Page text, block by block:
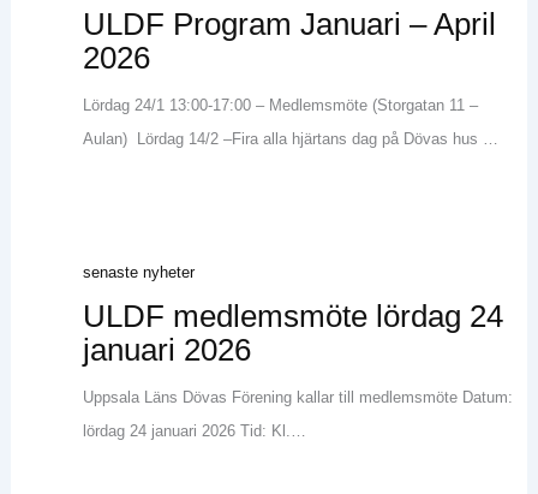
ULDF Program Januari – April
2026
Lördag 24/1 13:00-17:00 – Medlemsmöte (Storgatan 11 –
Aulan) Lördag 14/2 –Fira alla hjärtans dag på Dövas hus …
senaste nyheter
ULDF medlemsmöte lördag 24
januari 2026
Uppsala Läns Dövas Förening kallar till medlemsmöte Datum:
lördag 24 januari 2026 Tid: Kl.…